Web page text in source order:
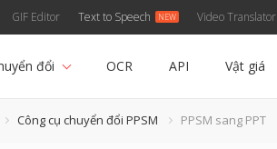
GIF Editor Text to Speech Video Translator
đổi OCR API Vật giá
Công cụ chuyển đổi PPSM PPSM sang PPT